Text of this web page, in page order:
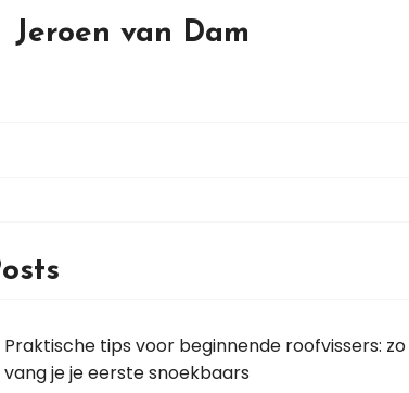
Jeroen van Dam
Praktische tips voor beginnende roofvissers: zo
vang je je eerste snoekbaars